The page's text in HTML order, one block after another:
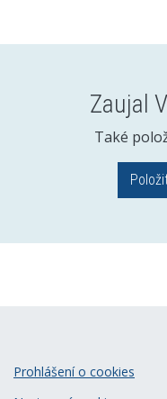
Zaujal
Také
Prohlášení o cookies